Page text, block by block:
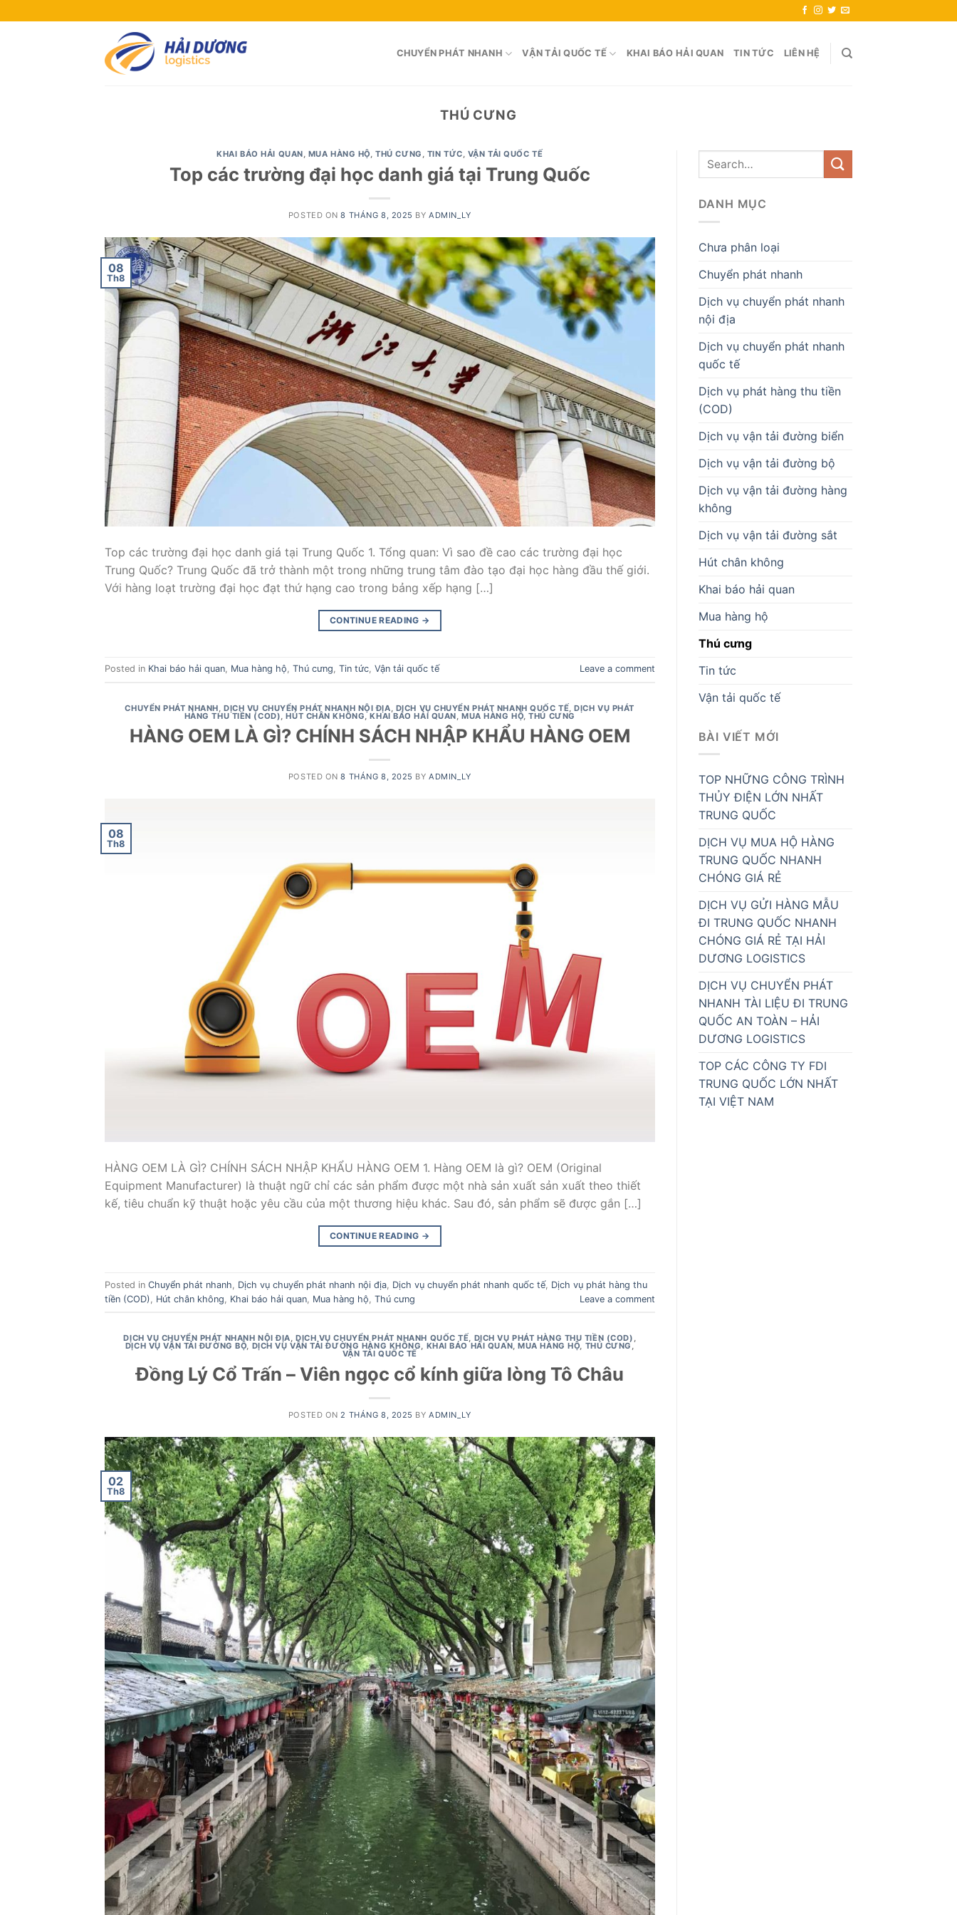
to
CHUYỂN PHÁT NHANH VẬN TẢI QUỐC TẾ KHAI BÁO HẢI QUAN TIN TỨC LIÊN HỆ
THÚ CƯNG
KHAI BÁO HẢI QUAN, MUA HÀNG HỘ,THÚ CƯNG , TIN TỨC, VẬN TẢI QUỐC TẾ
Top các trường đại học danh giá tại Trung Quốc
POSTED ON8 THÁNG 8, 2025 BYADMIN_LY
08
Th8
Top các trường đại học danh giá tại Trung Quốc 1. Tổng quan: Vì sao đề cao các trường đại học
Trung Quốc? Trung Quốc đã trở thành một trong những trung tâm đào tạo đại học hàng đầu thế giới.
Với hàng loạt trường đại học đạt thứ hạng cao trong bảng xếp hạng […]
CONTINUE READING →
Posted in Khai báo hải quan, Mua hàng hộ, Thú cưng, Tin tức, Vận tải quốc tế Leave a comment
CHUYỂN PHÁT NHANH ,DỊCH VỤ CHUYỂN PHÁT NHANH NỘI ĐỊA DỊCH VỤ CHUYỂN PHÁT NHANH QUỐC TẾ ,DỊCH VỤ PHÁT
HÀNG THU TIỀN (COD) ,HÚT CHÂN KHÔNG ,KHAI BÁO HẢI QUAN ,MUA HÀNG HỘ ,THÚ CƯNG
HÀNG OEM LÀ GÌ? CHÍNH SÁCH NHẬP KHẨU HÀNG OEM
POSTED ON8 THÁNG 8, 2025 BYADMIN_LY
08
Th8
HÀNG OEM LÀ GÌ? CHÍNH SÁCH NHẬP KHẨU HÀNG OEM 1. Hàng OEM là gì? OEM (Original
Equipment Manufacturer) là thuật ngữ chỉ các sản phẩm được một nhà sản xuất sản xuất theo thiết
kế, tiêu chuẩn kỹ thuật hoặc yêu cầu của một thương hiệu khác. Sau đó, sản phẩm sẽ được gắn […]
CONTINUE READING →
Posted in Chuyển phát nhanh Dịch vụ chuyển phát nhanh nội địa Dịch vụ chuyển phát nhanh quốc tế Dịch vụ phát hàng thu
tiền (COD)
Hút chân không Khai báo hải quan Mua hàng hộ Thú cưng Leave a comment
DỊCH VỤ CHUYỂN PHÁT NHANH NỘI ĐỊA, DỊCH VỤ CHUYỂN PHÁT NHANH QUỐC TẾ, DỊCH VỤ PHÁT HÀNG THU TIỀN (COD) ,
DỊCH VỤ VẬN TẢI ĐƯỜNG BỘ, DỊCH VỤ VẬN TẢI ĐƯỜNG HÀNG KHÔNG, KHAI BÁO HẢI QUAN,MUA HÀNG HỘ, THÚ CƯNG ,
VẬN TẢI QUỐC TẾ
Đồng Lý Cổ Trấn – Viên ngọc cổ kính giữa lòng Tô Châu
POSTED ON2 THÁNG 8, 2025 BYADMIN_LY
02
Th8
DANH MỤC
Chưa phân loại
Chuyển phát nhanh
Dịch vụ chuyển phát nhanh
nội địa
Dịch vụ chuyển phát nhanh
quốc tế
Dịch vụ phát hàng thu tiền
(COD)
Dịch vụ vận tải đường biển
Dịch vụ vận tải đường bộ
Dịch vụ vận tải đường hàng
không
Dịch vụ vận tải đường sắt
Hút chân không
Khai báo hải quan
Mua hàng hộ
Thú cưng
Tin tức
Vận tải quốc tế
BÀI VIẾT MỚI
TOP NHỮNG CÔNG TRÌNH
THỦY ĐIỆN LỚN NHẤT
TRUNG QUỐC
DỊCH VỤ MUA HỘ HÀNG
TRUNG QUỐC NHANH
CHÓNG GIÁ RẺ
DỊCH VỤ GỬI HÀNG MẪU
ĐI TRUNG QUỐC NHANH
CHÓNG GIÁ RẺ TẠI HẢI
DƯƠNG LOGISTICS
DỊCH VỤ CHUYỂN PHÁT
NHANH TÀI LIỆU ĐI TRUNG
QUỐC AN TOÀN – HẢI
DƯƠNG LOGISTICS
TOP CÁC CÔNG TY FDI
TRUNG QUỐC LỚN NHẤT
TẠI VIỆT NAM